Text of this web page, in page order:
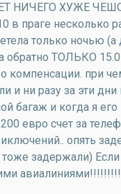
НИЧЕГО ХУЖЕ
в праге несколько
только ночью
обратно ТОЛЬКО
компенсации. при
и ни разу за эти
багаж и когда я
евро счет за
опять
задержали)